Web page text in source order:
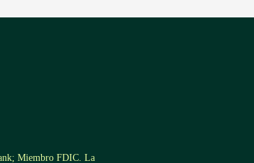
Miembro FDIC. La